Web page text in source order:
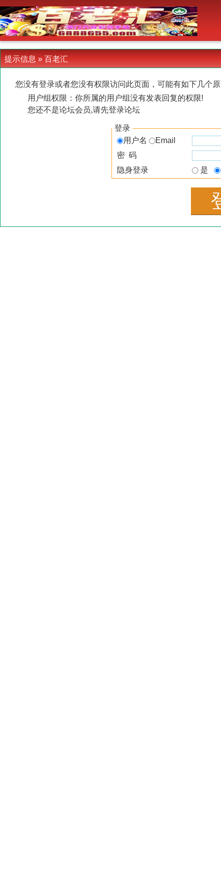
提示信息 » 百老汇
您没有登录或者您没有权限访问此页面，可能有如下几个
用户组权限：你所属的用户组没有发表回复的权限!
您还不是论坛会员,请先登录论坛
登录
用户名
Email
密 码
隐身登录
是